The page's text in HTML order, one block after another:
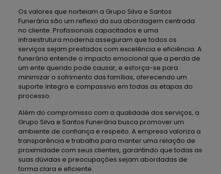
Os valores que norteiam a Grupo Silva e Santos
Funerária são um reflexo da sua abordagem centrada
no cliente. Profissionais capacitados e uma
infraestrutura moderna asseguram que todos os
serviços sejam prestados com excelência e eficiência. A
funerária entende o impacto emocional que a perda de
um ente querido pode causar, e esforça-se para
minimizar o sofrimento das famílias, oferecendo um
suporte íntegro e compassivo em todas as etapas do
processo.
Além do compromisso com a qualidade dos serviços, a
Grupo Silva e Santos Funerária busca promover um
ambiente de confiança e respeito. A empresa valoriza a
transparência e trabalha para manter uma relação de
proximidade com seus clientes, garantindo que todas as
suas dúvidas e preocupações sejam abordadas de
forma clara e eficiente.